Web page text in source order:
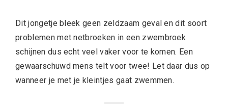
Dit jongetje bleek geen zeldzaam geval en dit soort
problemen met netbroeken in een zwembroek
schijnen dus echt veel vaker voor te komen. Een
gewaarschuwd mens telt voor twee! Let daar dus op
wanneer je met je kleintjes gaat zwemmen.